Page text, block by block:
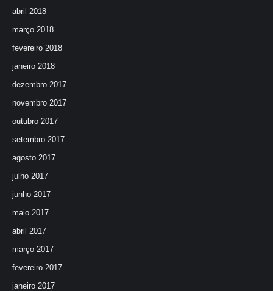
abril 2018
março 2018
fevereiro 2018
janeiro 2018
dezembro 2017
novembro 2017
outubro 2017
setembro 2017
agosto 2017
julho 2017
junho 2017
maio 2017
abril 2017
março 2017
fevereiro 2017
janeiro 2017